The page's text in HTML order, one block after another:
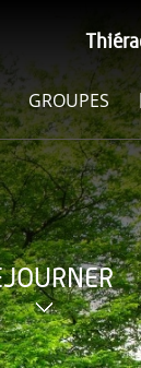
GROUPES